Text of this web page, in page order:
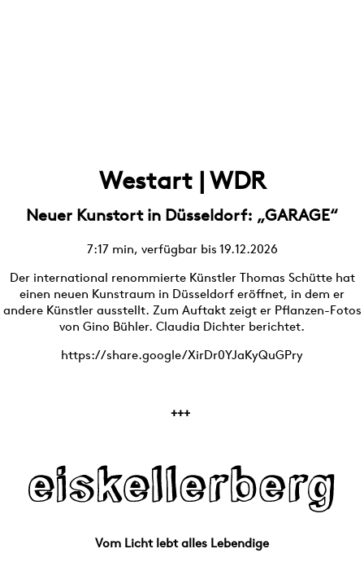
Westart | WDR
Neuer Kunstort in Düsseldorf: „GARAGE“
7:17 min, verfügbar bis 19.12.2026
Der international renommierte Künstler Thomas Schütte hat
einen neuen Kunstraum in Düsseldorf eröffnet, in dem er
andere Künstler ausstellt. Zum Auftakt zeigt er Pflanzen-Fotos
von Gino Bühler. Claudia Dichter berichtet.
https://share.google/XirDr0YJaKyQuGPry
+++
Vom Licht lebt alles Lebendige